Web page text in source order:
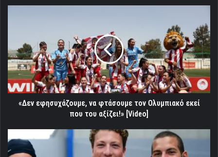
φτάσουμε
τον
Ολυμπιακό
εκεί
που
του
αξίζει!»
«Δεν εφησυχάζουμε, να φτάσουμε τον Ολυμπιακό εκεί
που του αξίζει!» [Video]
post
game